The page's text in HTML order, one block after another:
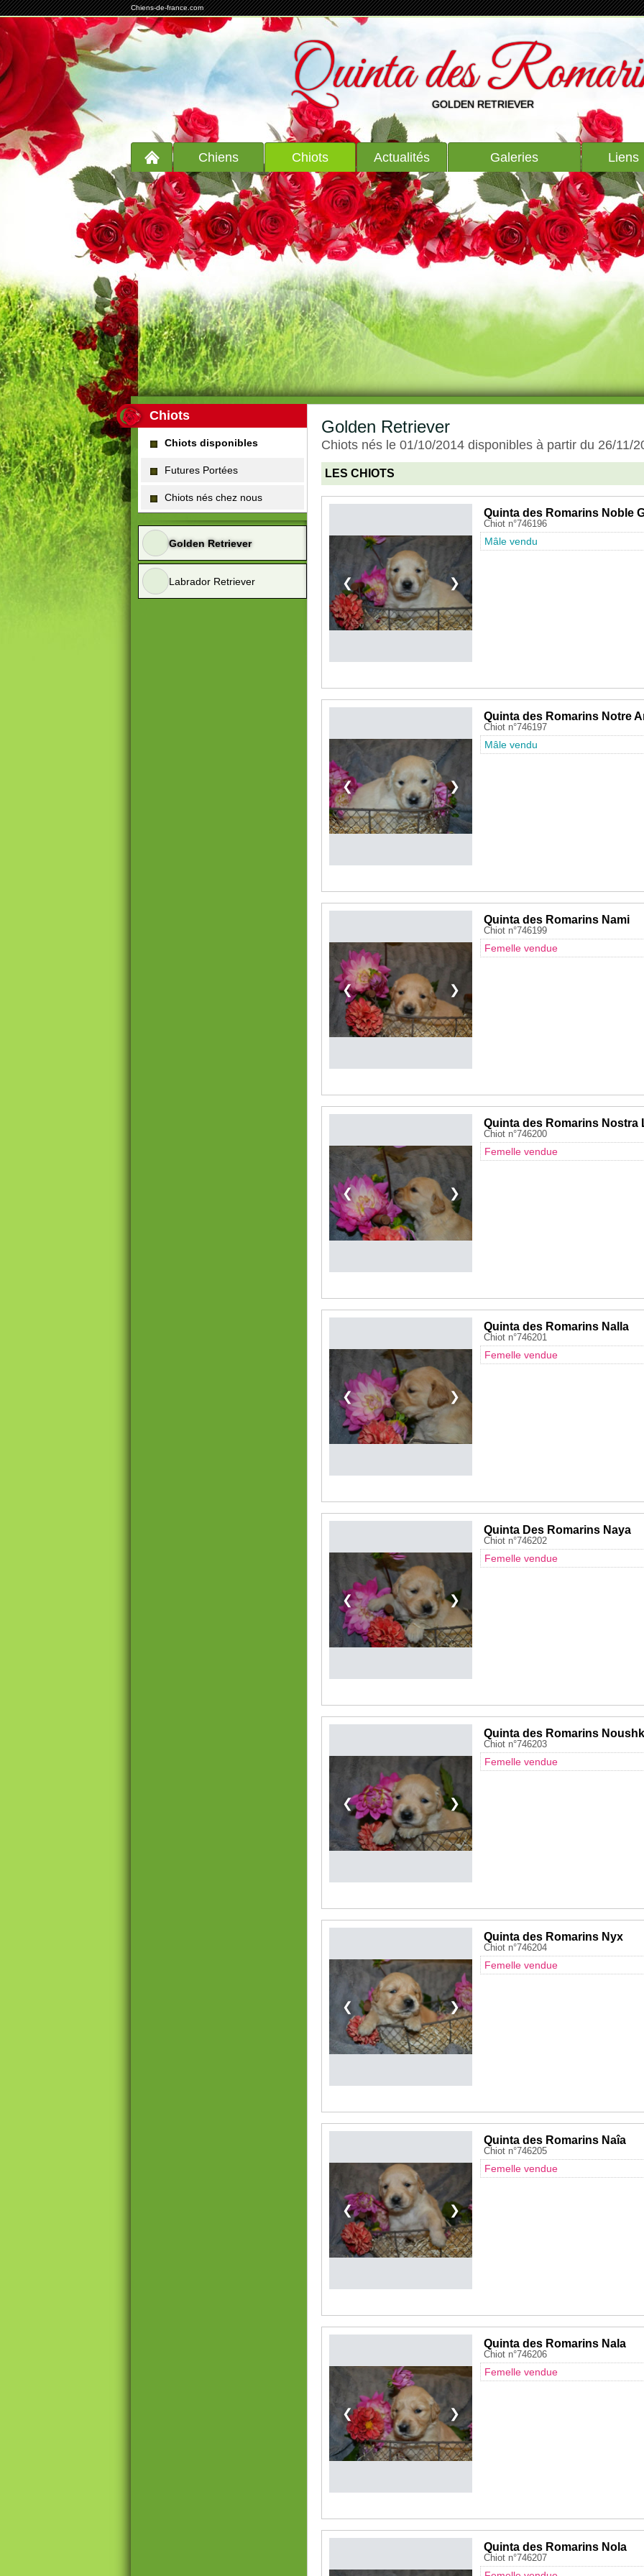
Chiens-de-france.com
Quinta des
GOLDEN RETRIEVER
Chiens Chiots Actualités Galeries Liens
Chiots
Chiots disponibles
Futures Portées
Chiots nés chez nous
Golden Retriever
Labrador Retriever
Golden Retriever
Chiots nés le 01/10/2014 disponibles à partir du 26/11/
LES CHIOTS
❮ ❯
Quinta des Romarins Noble
Chiot n°746196
Mâle vendu
❮ ❯
Quinta des Romarins Notre
Chiot n°746197
Mâle vendu
❮ ❯
Quinta des Romarins Nami
Chiot n°746199
Femelle vendue
❮ ❯
Quinta des Romarins Nostra
Chiot n°746200
Femelle vendue
❮ ❯
Quinta des Romarins Nalla
Chiot n°746201
Femelle vendue
❮ ❯
Quinta Des Romarins Naya
Chiot n°746202
Femelle vendue
❮ ❯
Quinta des Romarins
Chiot n°746203
Femelle vendue
❮ ❯
Quinta des Romarins Nyx
Chiot n°746204
Femelle vendue
❮ ❯
Quinta des Romarins Naîa
Chiot n°746205
Femelle vendue
❮ ❯
Quinta des Romarins Nala
Chiot n°746206
Femelle vendue
Quinta des Romarins Nola
Chiot n°746207